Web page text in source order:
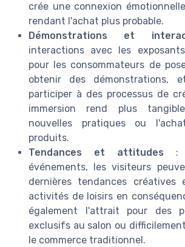
crée une connexion
rendant l'achat plus probable.
Démonstrations et
interactions avec les
pour les consommateurs de
obtenir des démonstrations,
participer à des processus de
immersion rend plus
nouvelles pratiques ou
produits.
Tendances et attitudes :
événements, les visiteurs
dernières tendances créatives
activités de loisirs en
également l'attrait pour des
exclusifs au salon ou
le commerce traditionnel.